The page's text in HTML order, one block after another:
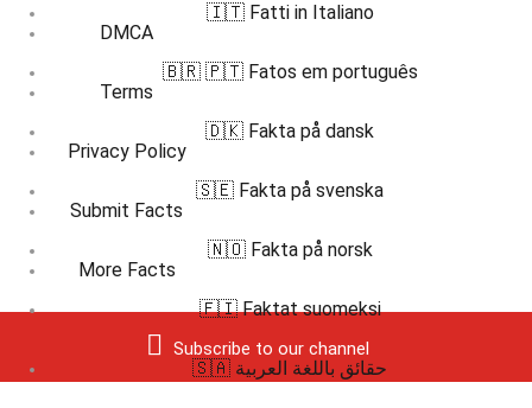
DMCA
Terms
Privacy Policy
Submit Facts
More Facts
Subscribe to our channel
🇮🇹 Fatti in Italiano
🇧🇷 🇵🇹 Fatos em português
🇩🇰 Fakta på dansk
🇸🇪 Fakta på svenska
🇳🇴 Fakta på norsk
🇫🇮 Faktat suomeksi
🇸🇦 حقائق باللغة العربية